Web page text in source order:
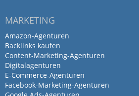
von Michael Meißner · 14. Februar 2023
Tolles junges Unternehmen
einmaligen Ideen.
Vorschläge werden Print
MARKETING
Amazon-Agenturen
Backlinks kaufen
Content-Marketing-Agenturen
Digitalagenturen
E-Commerce-Agenturen
Facebook-Marketing-Agenturen